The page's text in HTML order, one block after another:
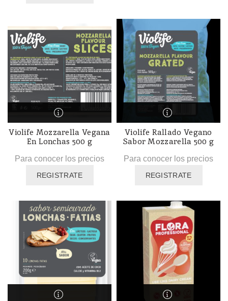
Violife Mozzarella Vegana
En Lonchas 500 g
Para conocer los precios
REGISTRATE
Violife Rallado Vegano
Sabor Mozzarella 500 g
Para conocer los precios
REGISTRATE